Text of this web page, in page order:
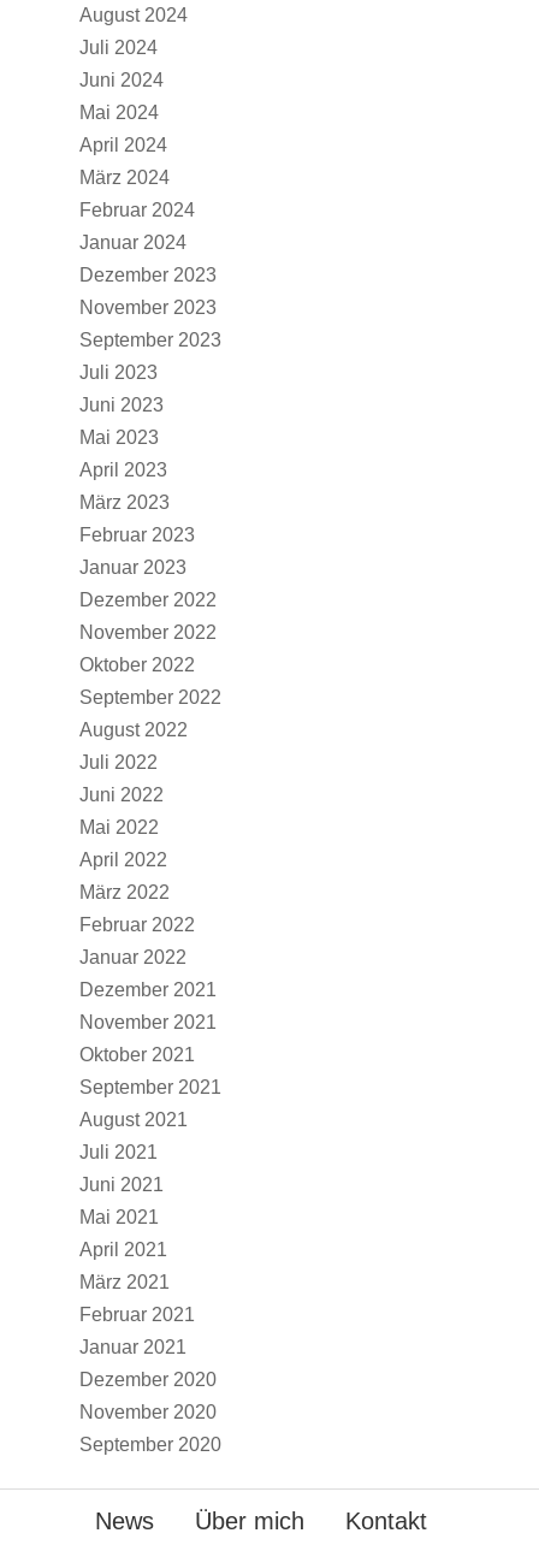
August 2024
Juli 2024
Juni 2024
Mai 2024
April 2024
März 2024
Februar 2024
Januar 2024
Dezember 2023
November 2023
September 2023
Juli 2023
Juni 2023
Mai 2023
April 2023
März 2023
Februar 2023
Januar 2023
Dezember 2022
November 2022
Oktober 2022
September 2022
August 2022
Juli 2022
Juni 2022
Mai 2022
April 2022
März 2022
Februar 2022
Januar 2022
Dezember 2021
November 2021
Oktober 2021
September 2021
August 2021
Juli 2021
Juni 2021
Mai 2021
April 2021
März 2021
Februar 2021
Januar 2021
Dezember 2020
November 2020
September 2020
News Über mich
Kontakt